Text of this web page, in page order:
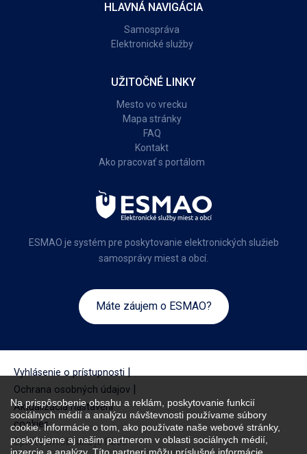
Na prispôsobenie obsahu a reklám, poskytovanie funkcií
sociálnych médií a analýzu návštevnosti používame súbory
cookie. Informácie o tom, ako používate naše webové stránky,
poskytujeme aj našim partnerom v oblasti sociálnych médií,
HLAVNÁ NAVIGÁCIA
Samospráva
Elektronické služby
UŽITOČNÉ LINKY
Mesto vo vrecku
Mapa stránky
FAQ
Kontakt
Ako pracovať s portálom
ESMAO je systém pre poskytovanie elektronických služieb
samosprávy miest a obcí.
Máte záujem o ESMAO?
Vyhlásenie o prístupnosti |
Ochrana osobných údajov |
Aktualizácia nastavení
cookies
Správcom obsahu je Obec